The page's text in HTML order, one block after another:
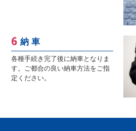
納 車
各種手続き完了後に納車となりま
す。ご都合の良い納車方法をご指
定ください。